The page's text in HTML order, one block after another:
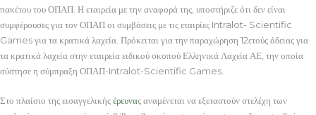
πακέτου του ΟΠΑΠ. Η εταιρεία με την αναφορά της, υποστήριζε ότι δεν είναι
συμφέρουσες για τον ΟΠΑΠ οι συμβάσεις με τις εταιρίες Intralot- Scientific
Games για τα κρατικά λαχεία. Πρόκειται για την παραχώρηση 12ετούς άδειας για
τα κρατικά λαχεία στην εταιρεία ειδικού σκοπού Ελληνικά Λαχεία ΑΕ, την οποία
σύστησε η σύμπραξη ΟΠΑΠ-Intralot-Scientific Games.
Στο πλαίσιο της εισαγγελικήςέρευνας αναμένεται να εξεταστούν στελέχη των